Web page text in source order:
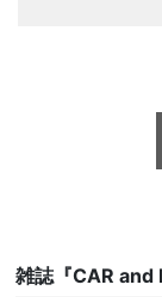
雑誌『CAR and